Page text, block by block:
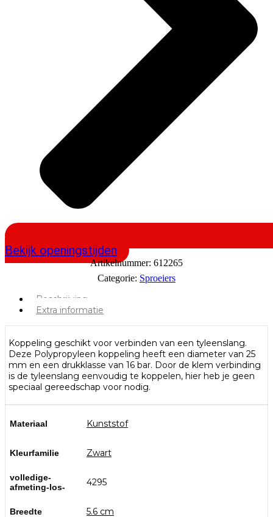
Bekijk openingstijden
Artikelnummer: 612265
Categorie: Sproeiers
Beschrijving
Extra informatie
Koppeling geschikt voor verbinden van een tyleenslang.
Deze Polypropyleen koppeling heeft een diameter van 25
mm en een drukklasse van 16 bar. Door de klem verbinding
is de tyleenslang eenvoudig te koppelen, hier heb je geen
speciaal gereedschap voor nodig.
Materiaal Kunststof
Kleurfamilie Zwart
volledige-
afmeting-los-
4295
Breedte 5.6 cm